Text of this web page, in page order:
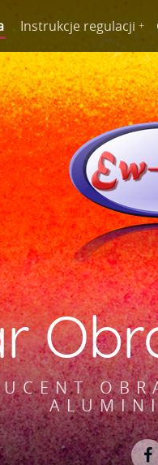
Instrukcje regulacji